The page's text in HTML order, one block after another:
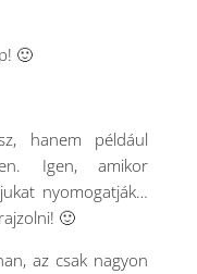
🙂
hanem például
Igen, amikor
nyomogatják…
🙂
az csak nagyon